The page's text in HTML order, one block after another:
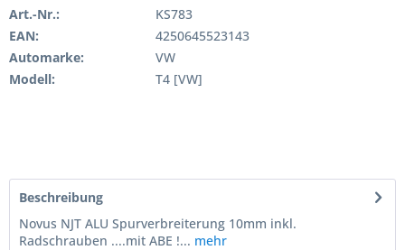
Art.-Nr.:
KS783
EAN:
4250645523143
Automarke:
VW
Modell:
T4 [VW]
Beschreibung
Novus NJT ALU Spurverbreiterung 10mm inkl.
Radschrauben ....mit ABE !... mehr